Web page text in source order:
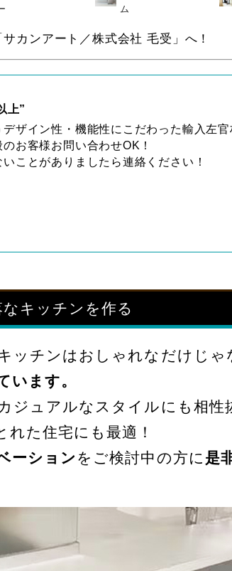
ム
カンアート／株式会社 毛受」へ！
上”
ザイン性・機能性にこだわった輸入左官
お客様お問い合わせOK！
ことがありましたら連絡ください！
キッチンを作る
ッチンはおしゃれなだけじゃ
います。
ジュアルなスタイルにも相性
た住宅にも最適！
ーション をご検討中の方に 是